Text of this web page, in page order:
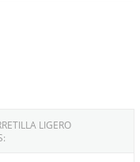
LIGERO